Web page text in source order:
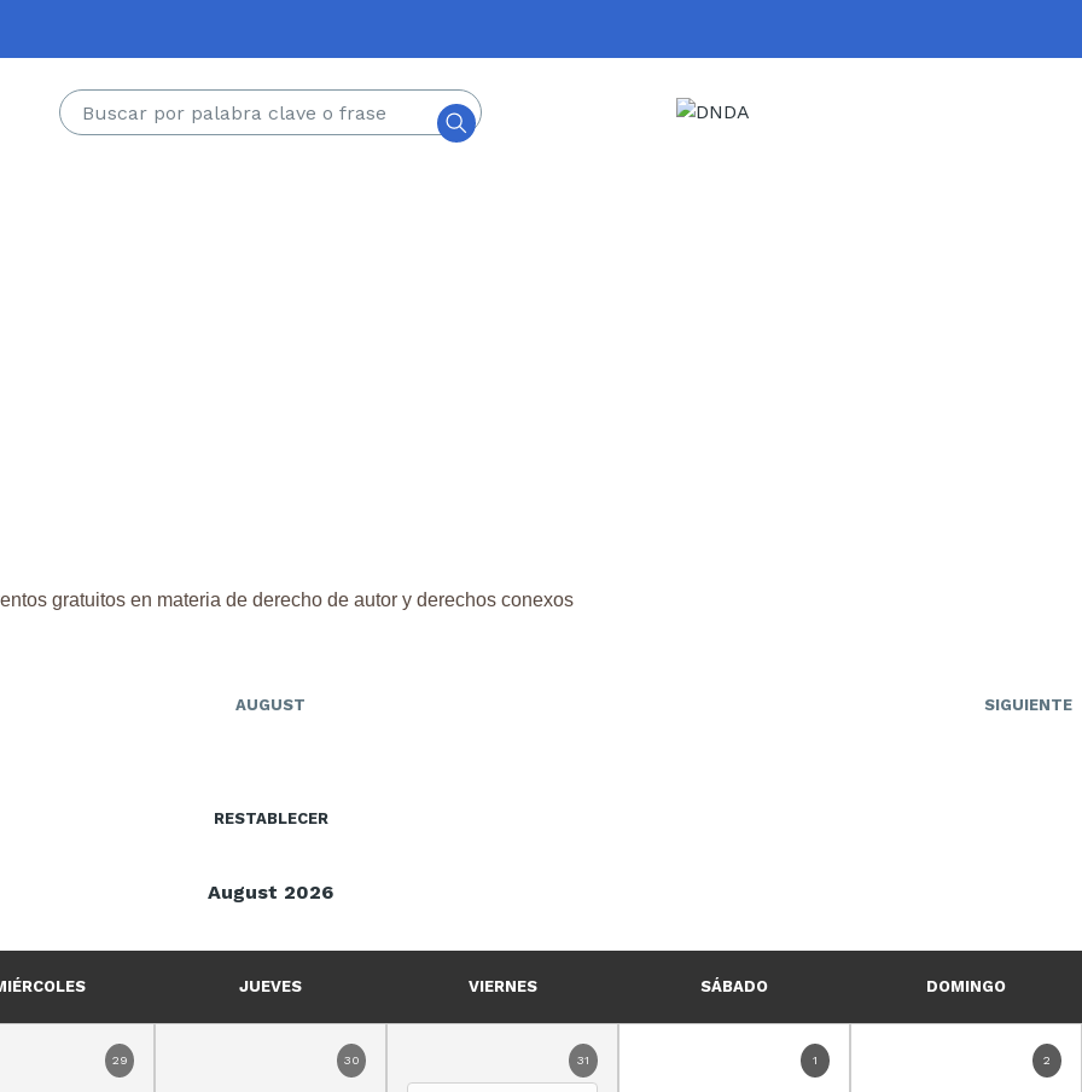
Buscar
gratuitos en materia de derecho de autor y derechos conexos
AUGUST SIGUIENTE
RESTABLECER
August 2026
JUEVES VIERNES SÁBADO DOMINGO
29 30 31 1 2